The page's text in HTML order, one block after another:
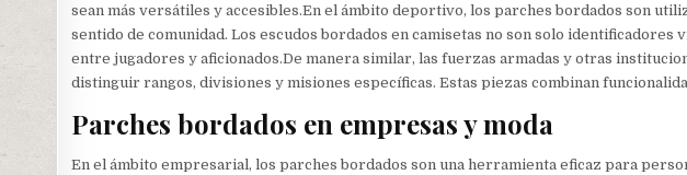
sean más versátiles y accesibles.En el ámbito deportivo, los parches bordados son
sentido de comunidad. Los escudos bordados en camisetas no son solo identificadores
entre jugadores y aficionados.De manera similar, las fuerzas armadas y otras
distinguir rangos, divisiones y misiones específicas. Estas piezas combinan
Parches bordados en empresas y moda
En el ámbito empresarial, los parches bordados son una herramienta eficaz para